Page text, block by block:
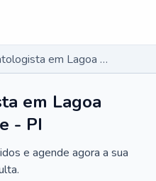
Dermatologista em Lagoa Alegre - PI
em Lagoa
- PI
e agende agora a sua